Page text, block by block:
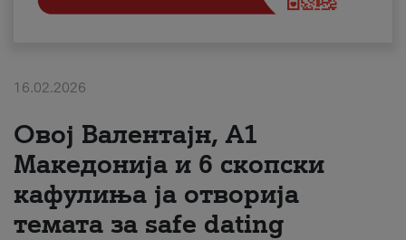
Плати сметка
#ПодобарОнлајн
16.02.2026
Овој Валентајн, A1
Македонија и 6 скопски
кафулиња ја отворија
темата за safe dating